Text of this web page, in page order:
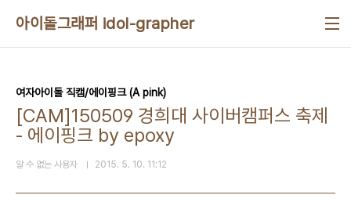
아이돌그래퍼 idol-grapher
여자아이돌 직캠/에이핑크 (A pink)
[CAM]150509 경희대 사이버캠퍼스 축제
- 에이핑크 by epoxy
알 수 없는 사용자 2015. 5. 10. 11:12